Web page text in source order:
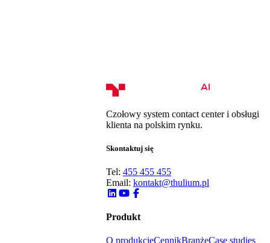
Czołowy system contact center i obsługi
klienta na polskim rynku.
Skontaktuj się
Tel: 455 455 455
Email: kontakt@thulium.pl
Produkt
O produkcieCennikBranżeCase studies